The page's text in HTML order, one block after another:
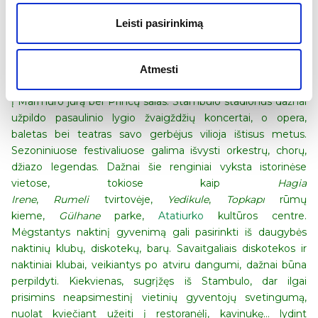
Leisti pasirinkimą
Atmesti
Palace (sultonų rūmus), Aleksandrijos laikų – miesto
požemines vandens saugyklas, Architektūros muziejų,
Bosforo sąsiaurį. Taksimo aikštę, nė kiek nenusileidžiančią
visiems gerai žinomai Londone Pikadilio aikštei; čia galima
į Marmuro jūrą bei Princų salas. Stambulo stadionus dažnai
užpildo pasaulinio lygio žvaigždžių koncertai, o opera,
baletas bei teatras savo gerbėjus vilioja ištisus metus.
Sezoniniuose festivaliuose galima išvysti orkestrų, chorų,
džiazo legendas. Dažnai šie renginiai vyksta istorinėse
vietose, tokiose kaip
Hagia
Irene, Rumelitvirtovėje, Yedikule, Topkapırūmų
kieme, Gülhaneparke, Atatiurko kultūros centre.
Mėgstantys naktinį gyvenimą gali pasirinkti iš daugybės
naktinių klubų, diskotekų, barų. Savaitgaliais diskotekos ir
naktiniai klubai, veikiantys po atviru dangumi, dažnai būna
perpildyti. Kiekvienas, sugrįžęs iš Stambulo, dar ilgai
prisimins neapsimestinį vietinių gyventojų svetingumą,
nuolat kviečiant užeiti į restoranėlį, kavinukę… lydint